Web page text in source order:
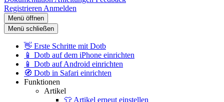
Registrieren Anmelden
Menü öffnen
Menü schließen
👋 Erste Schritte mit Dotb
📱 Dotb auf dem iPhone einrichten
📱 Dotb auf Android einrichten
🧭 Dotb in Safari einrichten
Funktionen
Artikel
👕 Artikel erneut einstellen